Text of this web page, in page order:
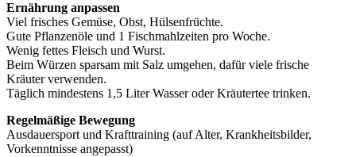
Ernährung anpassen
Viel frisches Gemüse, Obst, Hülsenfrüchte.
Gute Pflanzenöle und 1 Fischmahlzeiten pro Woche.
Wenig fettes Fleisch und Wurst.
Beim Würzen sparsam mit Salz umgehen, dafür viele frische
Kräuter verwenden.
Täglich mindestens 1,5 Liter Wasser oder Kräutertee trinken.
Regelmäßige Bewegung
Ausdauersport und Krafttraining (auf Alter, Krankheitsbilder,
Vorkenntnisse angepasst)